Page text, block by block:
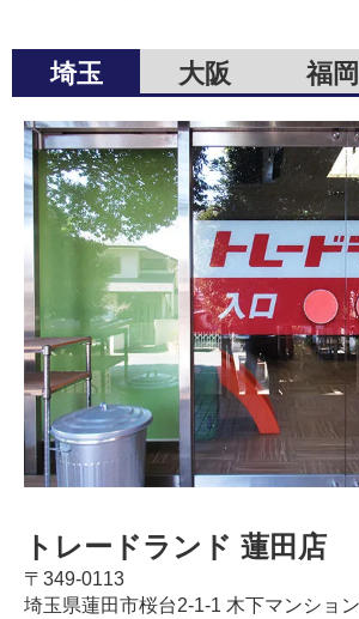
埼玉 大阪 福岡
トレードランド 蓮田店
〒349-0113
埼玉県蓮田市桜台2-1-1 木下マンショ